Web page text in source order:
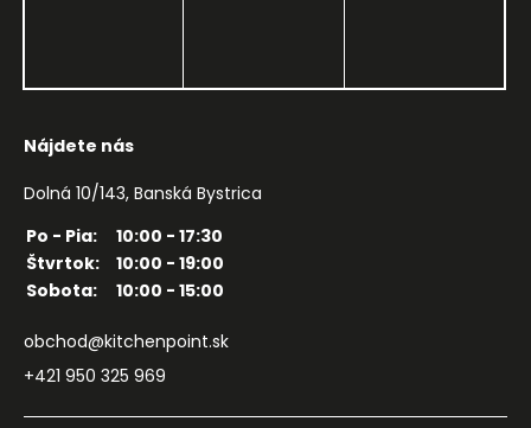
Nájdete nás
Dolná 10/143, Banská Bystrica
Po - Pia:
10:00 - 17:30
Štvrtok:
10:00 - 19:00
Sobota:
10:00 - 15:00
obchod@kitchenpoint.sk
+421 950 325 969